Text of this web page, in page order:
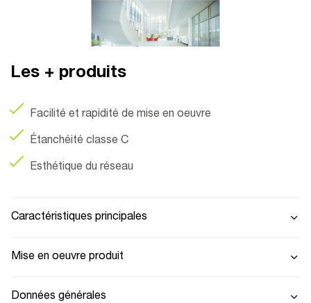
Les + produits
Facilité et rapidité de mise en oeuvre
Étanchéité classe C
Esthétique du réseau
Caractéristiques principales
Mise en oeuvre produit
Données générales